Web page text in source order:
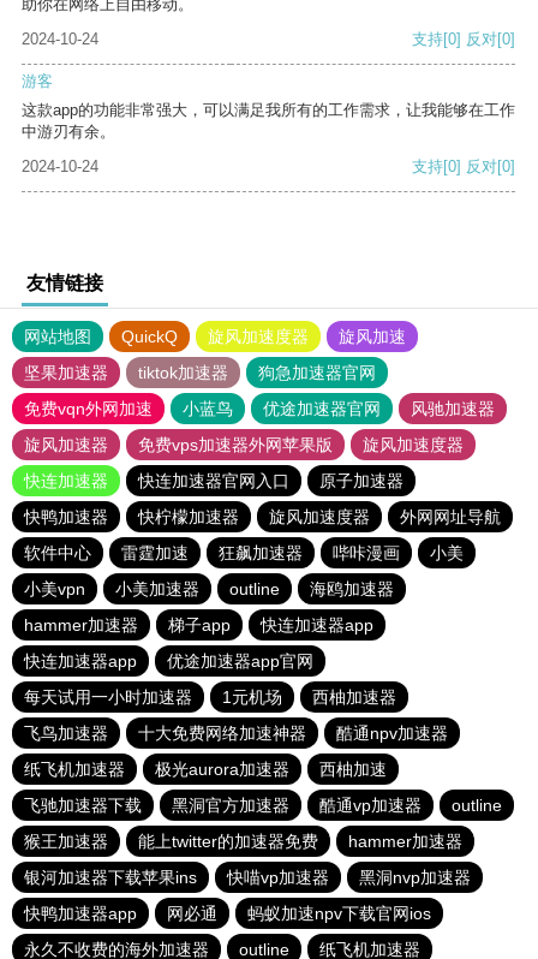
助你在网络上自由移动。
2024-10-24
支持[0] 反对[0]
游客
这款app的功能非常强大，可以满足我所有的工作需求，让我能够在工作
中游刃有余。
2024-10-24
支持[0] 反对[0]
友情链接
网站地图 QuickQ 旋风加速度器
旋风加速
坚果加速器
tiktok加速器
狗急加速器官网
免费vqn外网加速
小蓝鸟 优途加速器官网
风驰加速器
旋风加速器
免费vps加速器外网苹果版
旋风加速度器
快连加速器
快连加速器官网入口
原子加速器
快鸭加速器
快柠檬加速器 旋风加速度器
外网网址导航
软件中心
雷霆加速 狂飙加速器 哔咔漫画
小美
小美vpn
小美加速器 outline
海鸥加速器
hammer加速器
梯子app
快连加速器app
快连加速器app
优途加速器app官网
每天试用一小时加速器
1元机场
西柚加速器
飞鸟加速器
十大免费网络加速神器
酷通npv加速器
纸飞机加速器
极光aurora加速器
西柚加速
飞驰加速器下载
黑洞官方加速器 酷通vp加速器
outline
猴王加速器
能上twitter的加速器免费
hammer加速器
银河加速器下载苹果ins
快喵vp加速器
黑洞nvp加速器
快鸭加速器app
网必通
蚂蚁加速npv下载官网ios
永久不收费的海外加速器
outline 纸飞机加速器